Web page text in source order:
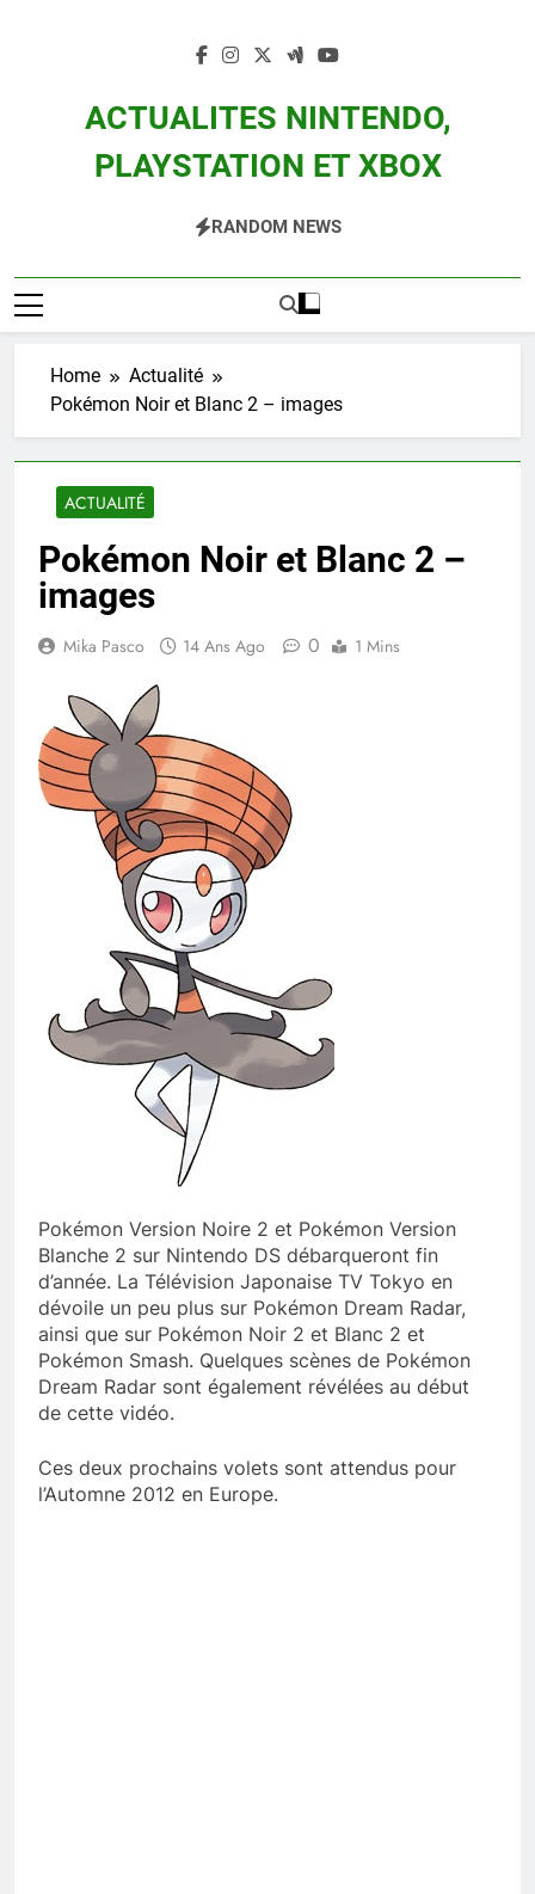
ACTUALITES NINTENDO,
PLAYSTATION ET XBOX
Zelda, Splatoon, Pokemon Entre Autres
RANDOM NEWS
Home
Actualité
Pokémon Noir et Blanc 2 – images
ACTUALITÉ
Pokémon Noir et Blanc 2 –
images
Mika Pasco 14 Ans Ago 0 1 Mins
Pokémon Version Noire 2 et Pokémon Version
Blanche 2 sur Nintendo DS débarqueront fin
d’année. La Télévision Japonaise TV Tokyo en
dévoile un peu plus sur Pokémon Dream Radar,
ainsi que sur Pokémon Noir 2 et Blanc 2 et
Pokémon Smash. Quelques scènes de Pokémon
Dream Radar sont également révélées au début
de cette vidéo.
Ces deux prochains volets sont attendus pour
l’Automne 2012 en Europe.